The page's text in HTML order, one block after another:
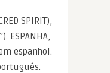
SPIRIT),
ESPANHA,
espanhol.